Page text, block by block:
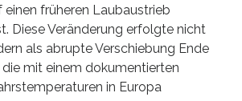
einen früheren Laubaustrieb
Diese Veränderung erfolgte nicht
als abrupte Verschiebung Ende
die mit einem dokumentierten
in Europa